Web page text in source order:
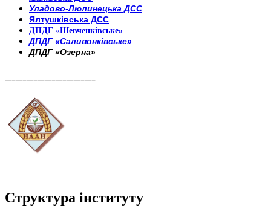
Уладово-Люлинецька ДСС
Ялтушківська ДСС
ДПДГ «Шевченківське»
ДПДГ «Саливонківське»
ДПДГ «Озерна»
Структура інституту